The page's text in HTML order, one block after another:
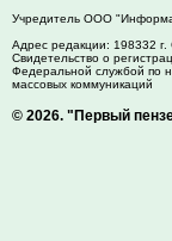
Учредитель ООО
Адрес редакции: 198332 г.
Свидетельство о
Федеральной службой по
массовых коммуникаций
© 2026. "Первый